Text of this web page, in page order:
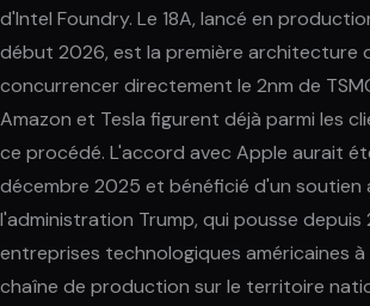
d'Intel Foundry. Le 18A, lancé en
début 2026, est la première architecture
concurrencer directement le 2nm de
Amazon et Tesla figurent déjà parmi les
ce procédé. L'accord avec Apple aurait
décembre 2025 et bénéficié d'un soutien
l'administration Trump, qui pousse depuis
entreprises technologiques américaines
chaîne de production sur le territoire